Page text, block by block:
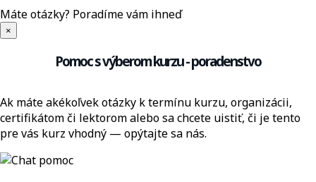
Máte otázky? Poradíme vám ihneď
×
Pomoc s výberom kurzu - poradenstvo
Ak máte akékoľvek otázky k termínu kurzu, organizácii,
certifikátom či lektorom alebo sa chcete uistiť, či je tento
pre vás kurz vhodný — opýtajte sa nás.